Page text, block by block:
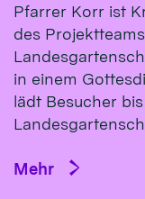
Pfarrer Korr ist
des
in einem
lädt Besucher
Mehr